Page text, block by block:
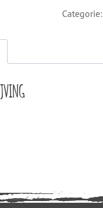
Categorie: